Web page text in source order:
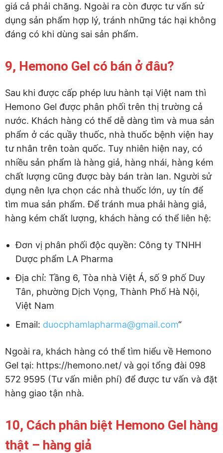
giá cả phải chăng. Ngoài ra còn được tư vấn sử
dụng sản phẩm hợp lý, tránh những tác hại không
đáng có khi dùng sai sản phẩm.
9, Hemono Gel có bán ở đâu?
Sau khi được cấp phép lưu hành tại Việt nam thì
Hemono Gel được phân phối trên thị trường cả
nước. Khách hàng có thể dễ dàng tìm và mua sản
phẩm ở các quầy thuốc, nhà thuốc bệnh viện hay
tư nhân trên toàn quốc. Tuy nhiên hiện nay, có
nhiều sản phẩm là hàng giả, hàng nhái, hàng kém
chất lượng cũng được bày bán tràn lan. Người sử
dụng nên lựa chọn các nhà thuốc lớn, uy tín để
tìm mua sản phẩm. Để tránh mua phải hàng giả,
hàng kém chất lượng, khách hàng có thể liên hệ:
Đơn vị phân phối độc quyền: Công ty TNHH
Dược phẩm LA Pharma
Địa chỉ: Tầng 6, Tòa nhà Việt Á, số 9 phố Duy
Tân, phường Dịch Vọng, Thành Phố Hà Nội,
Việt Nam
Email: duocphamlapharma@gmail.com“
Ngoài ra, khách hàng có thể tìm hiểu về Hemono
Gel tại: https://hemono.net/ và gọi tổng đài 098
572 9595 (Tư vấn miễn phí) để được tư vấn và đặt
hàng giao tận nhà.
10, Cách phân biệt Hemono Gel hàng
thật – hàng giả